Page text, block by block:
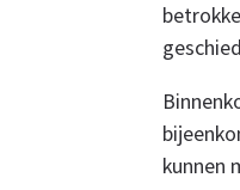
kunnen